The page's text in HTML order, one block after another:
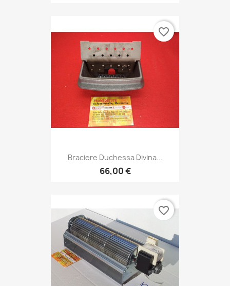
Braciere Duchessa Divina...
66,00 €
favorite_border
favorite_border